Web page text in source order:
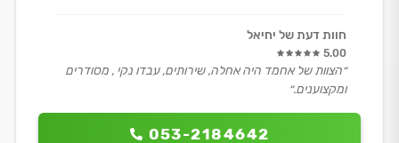
053-2184642
חוות דעת של יחיאל
5.00
״הצוות של אחמד היה אחלה, שירותים, עבדו נקי , מסודרים
ומקצוענים.״